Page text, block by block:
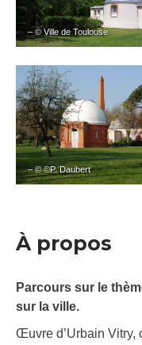
– © Ville de Toulouse
– © ©P. Daubert
À propos
Parcours sur le
sur la ville.
Œuvre d’Urbain Vitry,